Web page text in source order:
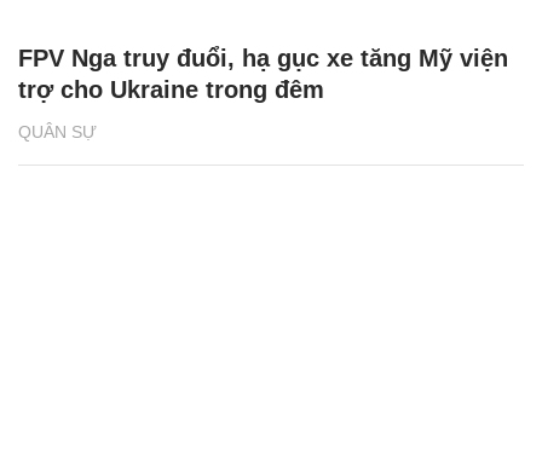
QUÂN SỰ
FPV Nga truy đuổi, hạ gục xe tăng Mỹ viện
trợ cho Ukraine trong đêm